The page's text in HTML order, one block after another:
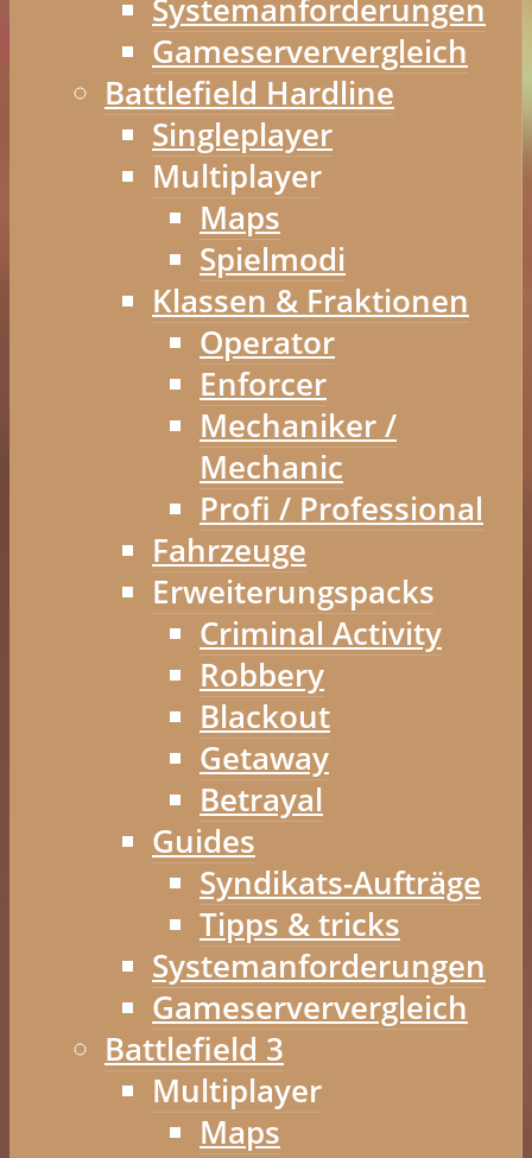
Systemanforderungen
Gameserververgleich
Battlefield Hardline
Singleplayer
Multiplayer
Maps
Spielmodi
Klassen & Fraktionen
Operator
Enforcer
Mechaniker /
Mechanic
Profi / Professional
Fahrzeuge
Erweiterungspacks
Criminal Activity
Robbery
Blackout
Getaway
Betrayal
Guides
Syndikats-Aufträge
Tipps & tricks
Systemanforderungen
Gameserververgleich
Battlefield 3
Multiplayer
Maps